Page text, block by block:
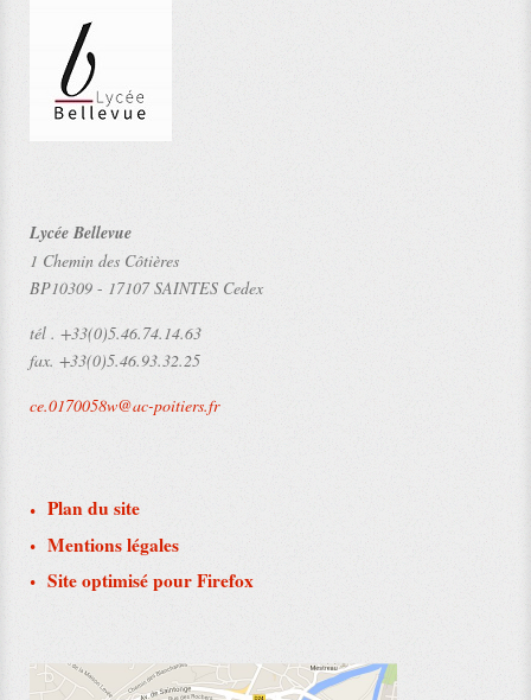
Lycée Bellevue
1 Chemin des Côtières
BP10309 - 17107 SAINTES Cedex
tél . +33(0)5.46.74.14.63
fax. +33(0)5.46.93.32.25
ce.0170058w@ac-poitiers.fr
Plan du site
Mentions légales
Site optimisé pour Firefox